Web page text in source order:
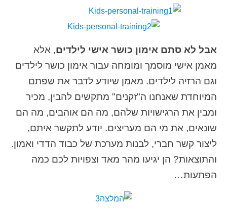
אבל לא סתם אימון כושר אישי לילדים, אלא
מאמן אישי מוסמך ומומחה עבור אימון כושר לילדים
וגם הרזיה לילדים. מאמן שיודע לדבר את שפתם
המיוחדת שאנחנו ה"זקנים" מתקשים להבין, מכיר
ומבין את הרגישויות שלהם, מה הם אוהבים, מה הם
שונאים, את מי הם מעריצים. יודע לתקשר איתם,
ליצור קשר חברי, לבנות מערכת של כבוד הדדי ואמון.
והתוצאות? הן יגיעו מהר מאד וצפויות לכם כמה
הפתעות…